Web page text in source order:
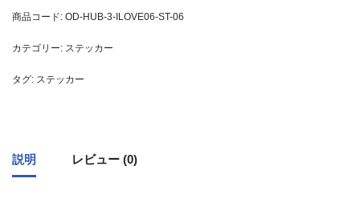
商品コード: OD-HUB-3-ILOVE06-ST-06
カテゴリー: ステッカー
タグ: ステッカー
説明 レビュー (0)